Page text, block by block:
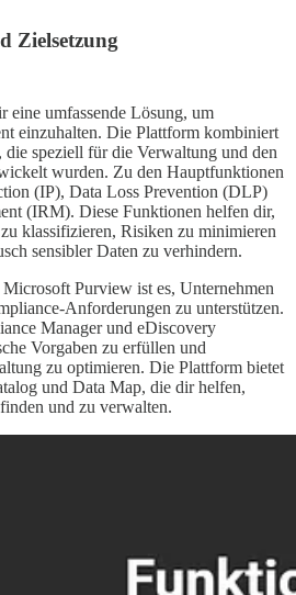
Zielsetzung
umfassende Lösung, um
einzuhalten. Die Plattform kombiniert
die speziell für die Verwaltung und den
wurden. Zu den Hauptfunktionen
(IP), Data Loss Prevention (DLP)
(IRM). Diese Funktionen helfen dir,
klassifizieren, Risiken zu minimieren
sensibler Daten zu verhindern.
Purview ist es, Unternehmen
Anforderungen zu unterstützen.
Manager und eDiscovery
Vorgaben zu erfüllen und
zu optimieren. Die Plattform bietet
und Data Map, die dir helfen,
und zu verwalten.